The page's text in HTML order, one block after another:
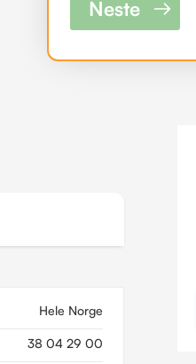
Neste
Hele Norge
38 04 29 00